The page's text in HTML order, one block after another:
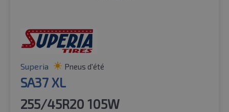
Superia Pneus d'été
SA37 XL
255/45R20 105W